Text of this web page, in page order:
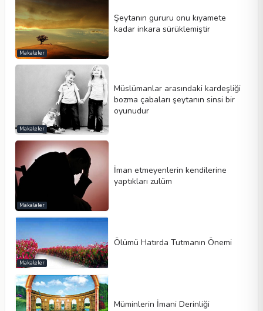
Makaleler
Şeytanın gururu onu kıyamete
kadar inkara sürüklemiştir
Makaleler
Müslümanlar arasındaki kardeşliği
bozma çabaları şeytanın sinsi bir
oyunudur
Makaleler
İman etmeyenlerin kendilerine
yaptıkları zulüm
Makaleler
Ölümü Hatırda Tutmanın Önemi
Müminlerin İmani Derinliği